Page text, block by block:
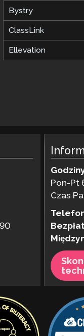
Bystry
ClassLink
Ellevation
Pon-Pt
Czas